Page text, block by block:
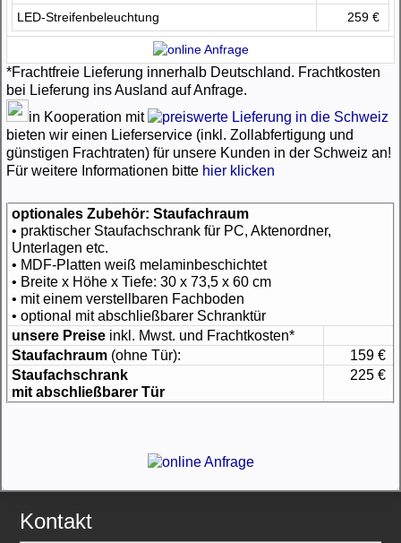
LED-Streifenbeleuchtung
259 €
*Frachtfreie Lieferung innerhalb Deutschland. Frachtkosten
bei Lieferung ins Ausland auf Anfrage.
in Kooperation mit
bieten wir einen Lieferservice (inkl. Zollabfertigung und
günstigen Frachtraten) für unsere Kunden in der Schweiz an!
Für weitere Informationen bitte hier klicken
optionales Zubehör: Staufachraum
• praktischer Staufachschrank für PC, Aktenordner,
Unterlagen etc.
• MDF-Platten weiß melaminbeschichtet
• Breite x Höhe x Tiefe: 30 x 73,5 x 60 cm
• mit einem verstellbaren Fachboden
• optional mit abschließbarer Schranktür
unsere Preise inkl. Mwst. und Frachtkosten*
Staufachraum (ohne Tür):
159 €
Staufachschrank
mit abschließbarer Tür
225 €
Kontakt